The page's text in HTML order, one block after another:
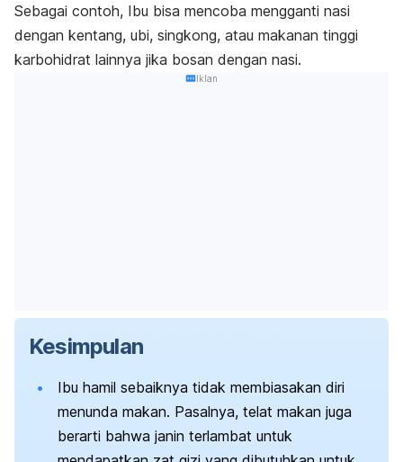
Sebagai contoh, Ibu bisa mencoba mengganti nasi
dengan kentang, ubi, singkong, atau makanan tinggi
karbohidrat lainnya jika bosan dengan nasi.
Iklan
Kesimpulan
Ibu hamil sebaiknya tidak membiasakan diri
menunda makan. Pasalnya, telat makan juga
berarti bahwa janin terlambat untuk